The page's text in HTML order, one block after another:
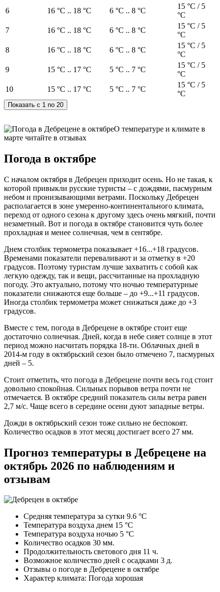
6
16 °C .. 18 °C 6 °C .. 8 °C
15 °C / 5
°C
7
16 °C .. 18 °C 6 °C .. 8 °C
15 °C / 5
°C
8
16 °C .. 18 °C 6 °C .. 8 °C
15 °C / 5
°C
9
15 °C .. 17 °C 5 °C .. 7 °C
15 °C / 5
°C
10
15 °C .. 17 °C 5 °C .. 7 °C
15 °C / 5
°C
О температуре и климате в
марте читайте в отзывах
Погода в октябре
С началом октября в Дебрецен приходит осень. Но не такая, к
которой привыкли русские туристы – с дождями, пасмурным
небом и пронизывающими ветрами. Поскольку Дебрецен
располагается в зоне умеренно-континентального климата,
переход от одного сезона к другому здесь очень мягкий, почти
незаметный. Вот и погода в октябре становится чуть более
прохладная и менее солнечная, чем в сентябре.
Днем столбик термометра показывает +16...+18 градусов.
Временами показатели переваливают и за отметку в +20
градусов. Поэтому туристам лучше захватить с собой как
легкую одежду, так и вещи, рассчитанные на прохладную
погоду. Это актуально, потому что ночью температурные
показатели снижаются еще больше – до +9...+11 градусов.
Иногда столбик термометра может снижаться даже до +3
градусов.
Вместе с тем, погода в Дебрецене в октябре стоит еще
достаточно солнечная. Дней, когда в небе сияет солнце в этот
период можно насчитать порядка 18-ти. Облачных дней в
2014-м году в октябрьский сезон было отмечено 7, пасмурных
дней – 5.
Стоит отметить, что погода в Дебрецене почти весь год стоит
довольно спокойная. Сильных порывов ветра почти не
отмечается. В октябре средний показатель силы ветра равен
2,7 м/с. Чаще всего в середине осени дуют западные ветры.
Дожди в октябрьский сезон тоже сильно не беспокоят.
Количество осадков в этот месяц достигает всего 27 мм.
Прогноз температуры в Дебрецене на
октябрь 2026 по наблюдениям и
отзывам
Средняя температура за сутки 9.6 °C
Температура воздуха днем 15 °C
Температура воздуха ночью 5 °C
Количество осадков 30 мм.
Продолжительность светового дня 11 ч.
Возможное количество дней с осадками 3 д.
Отзывы о погоде в Дебрецене в октябре
Характер климата: Погода хорошая